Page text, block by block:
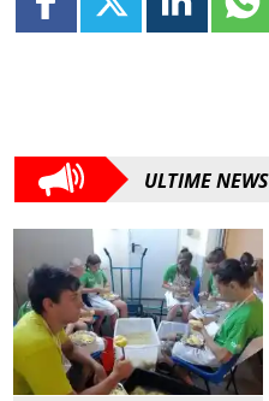
ULTIME NEWS